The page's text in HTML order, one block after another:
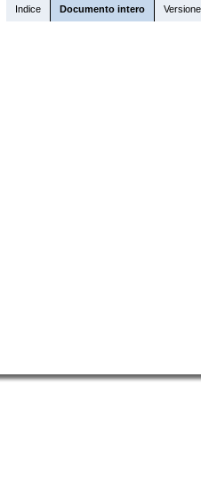
Indice Documento intero